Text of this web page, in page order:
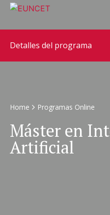
Home Programas Online
Máster en
Artificial
Detalles del programa